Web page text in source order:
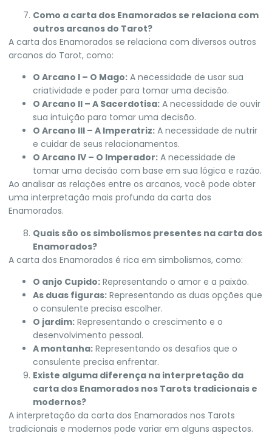
Como a carta dos Enamorados se relaciona com
outros arcanos do Tarot?
A carta dos Enamorados se relaciona com diversos outros
arcanos do Tarot, como:
O Arcano I – O Mago: A necessidade de usar sua
criatividade e poder para tomar uma decisão.
O Arcano II – A Sacerdotisa: A necessidade de ouvir
sua intuição para tomar uma decisão.
O Arcano III – A Imperatriz: A necessidade de nutrir
e cuidar de seus relacionamentos.
O Arcano IV – O Imperador: A necessidade de
tomar uma decisão com base em sua lógica e razão.
Ao analisar as relações entre os arcanos, você pode obter
uma interpretação mais profunda da carta dos
Enamorados.
Quais são os simbolismos presentes na carta dos
Enamorados?
A carta dos Enamorados é rica em simbolismos, como:
O anjo Cupido: Representando o amor e a paixão.
As duas figuras: Representando as duas opções que
o consulente precisa escolher.
O jardim: Representando o crescimento e o
desenvolvimento pessoal.
A montanha: Representando os desafios que o
consulente precisa enfrentar.
Existe alguma diferença na interpretação da
carta dos Enamorados nos Tarots tradicionais e
modernos?
A interpretação da carta dos Enamorados nos Tarots
tradicionais e modernos pode variar em alguns aspectos.